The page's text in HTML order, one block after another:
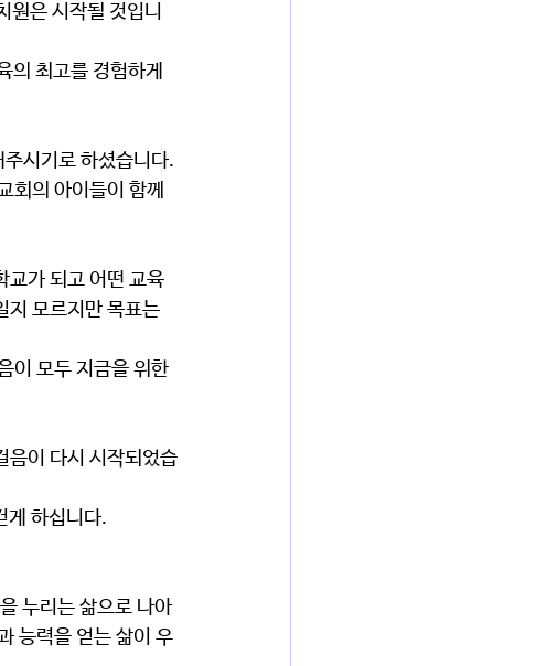
원은 시작될 것입니
회의 아이들이 함께
지 모르지만 목표는
게 하십니다.
능력을 얻는 삶이 우